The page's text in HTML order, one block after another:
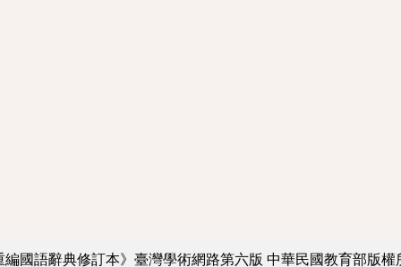
編國語辭典修訂本》臺灣學術網路第六版 中華民國教育部版權